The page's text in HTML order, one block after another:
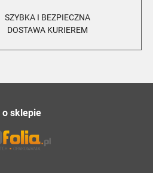
SZYBKA I BEZPIECZNA
DOSTAWA KURIEREM
sklepie